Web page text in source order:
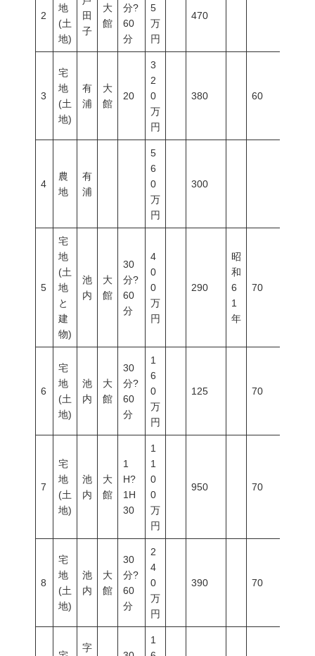
2
地
(土
地)
田
子
大
館
分?
60
分
5
万
円
470
3
宅
地
(土
地)
有
浦
大
館
20
3
2
0
万
円
380 60
4
農
地
有
浦
5
6
0
万
円
300
5
宅
地
(土
地
と
建
物)
池
内
大
館
30
分?
60
分
4
0
0
万
円
290
昭
和
6
1
年
70
6
宅
地
(土
地)
池
内
大
館
30
分?
60
分
1
6
0
万
円
125 70
7
宅
地
(土
地)
池
内
大
館
1
H?
1H
30
1
1
0
0
万
円
950 70
8
宅
地
(土
地)
池
内
大
館
30
分?
60
分
2
4
0
万
円
390 70
字
1